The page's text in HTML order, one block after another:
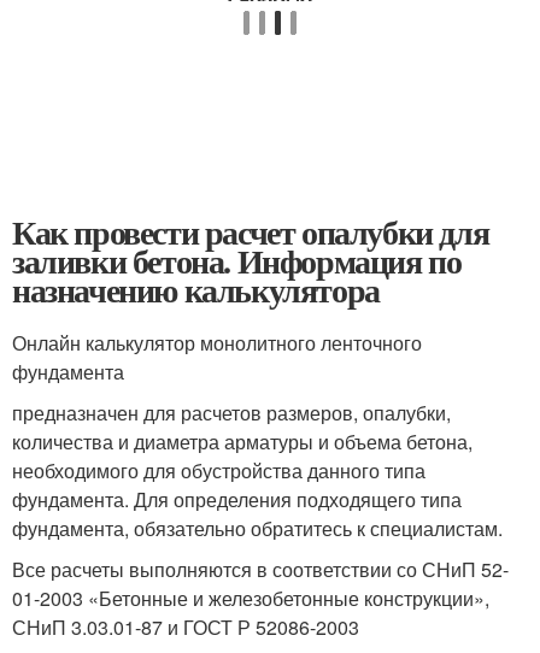
Как провести расчет опалубки для
заливки бетона. Информация по
назначению калькулятора
Онлайн калькулятор монолитного ленточного
фундамента
предназначен для расчетов размеров, опалубки,
количества и диаметра арматуры и объема бетона,
необходимого для обустройства данного типа
фундамента. Для определения подходящего типа
фундамента, обязательно обратитесь к специалистам.
Все расчеты выполняются в соответствии со СНиП 52-
01-2003 «Бетонные и железобетонные конструкции»,
СНиП 3.03.01-87 и ГОСТ Р 52086-2003